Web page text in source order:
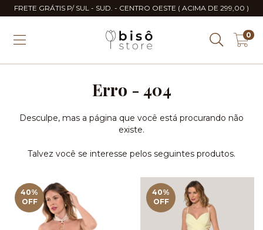
FRETE GRÁTIS P/ SUL - SUD. - CENTRO OESTE ( ACIMA DE 299,00 )
0
Erro - 404
Desculpe, mas a página que você está procurando não
existe.
Talvez você se interesse pelos seguintes produtos.
40%
OFF
40%
OFF